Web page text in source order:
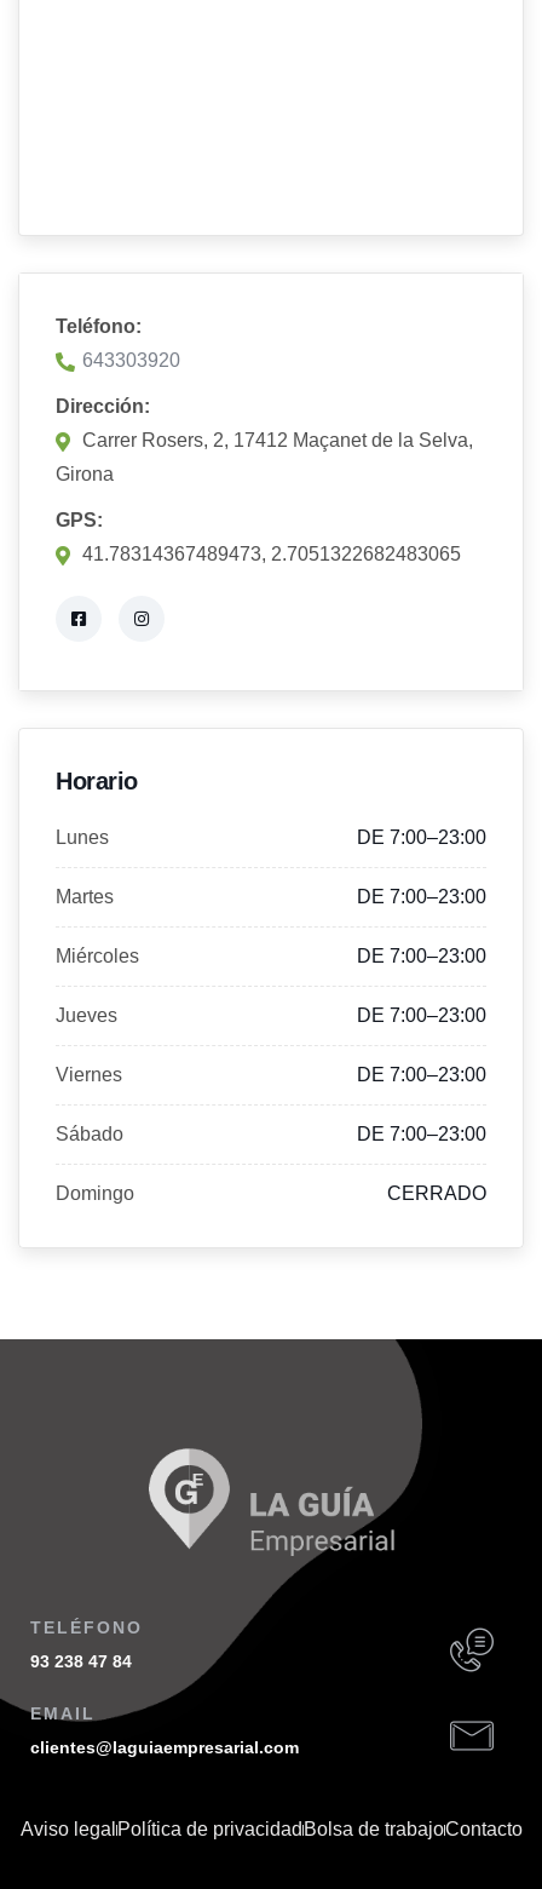
Teléfono:
643303920
Dirección:
Carrer Rosers, 2, 17412 Maçanet de la Selva,
Girona
GPS:
41.78314367489473, 2.7051322682483065
Horario
Lunes DE 7:00–23:00
Martes DE 7:00–23:00
Miércoles DE 7:00–23:00
Jueves DE 7:00–23:00
Viernes DE 7:00–23:00
Sábado DE 7:00–23:00
Domingo CERRADO
TELÉFONO
93 238 47 84
EMAIL
clientes@laguiaempresarial.com
Aviso legal Política de privacidadBolsa de trabajoContacto